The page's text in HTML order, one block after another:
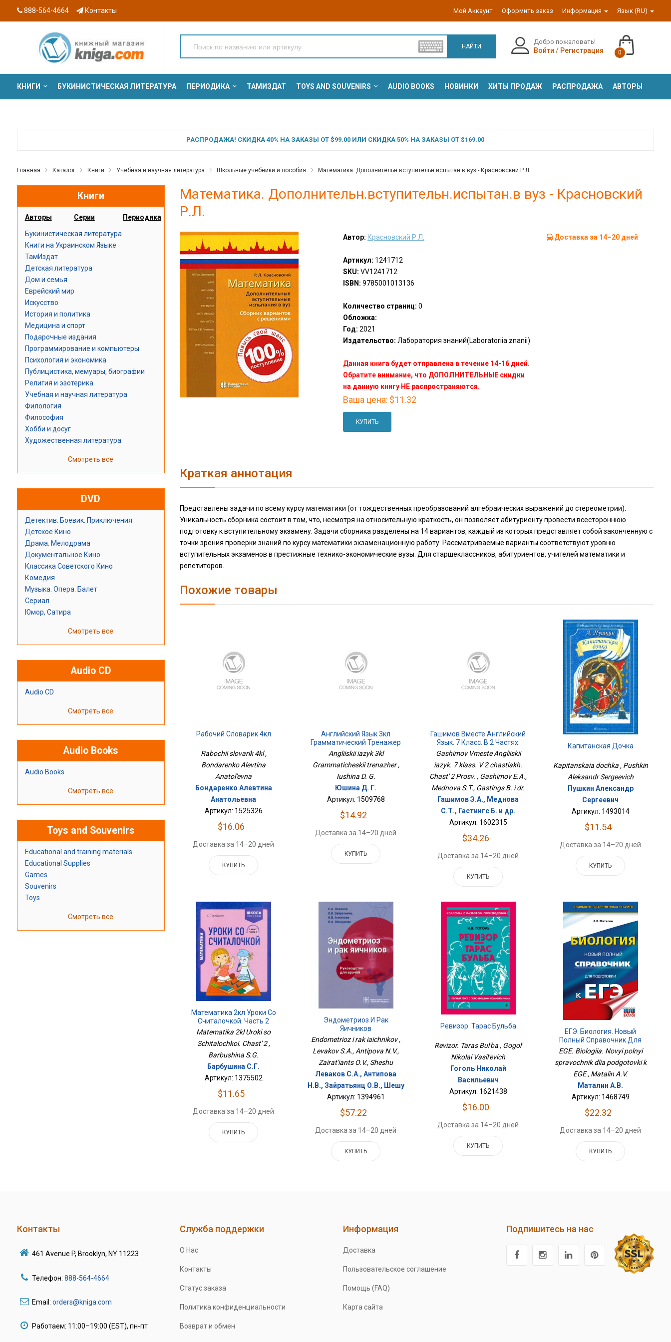
888-564-4664 Контакты Мой Аккаунт Оформить заказ Информация Язык (RU)
НАЙТИ
Добро пожаловать!
Войти / Регистрация 0
КНИГИ БУКИНИСТИЧЕСКАЯ ЛИТЕРАТУРА ПЕРИОДИКА ТАМИЗДАТ TOYS AND SOUVENIRS AUDIO BOOKS НОВИНКИ ХИТЫ ПРОДАЖ РАСПРОДАЖА АВТОРЫ
РАСПРОДАЖА! СКИДКА 40% НА ЗАКАЗЫ ОТ $99.00 ИЛИ СКИДКА 50% НА ЗАКАЗЫ ОТ $169.00
Главная Каталог Книги Учебная и научная литература Школьные учебники и пособия Математика. Дополнительн.вступительн.испытан.в вуз - Красновский Р.Л.
Книги
Авторы Серии Периодика
Букинистическая литература
Книги на Украинском Языке
ТамИздат
Детская литература
Дом и семья
Еврейский мир
Искусство
История и политика
Медицина и спорт
Подарочные издания
Программирование и компьютеры
Психология и экономика
Публицистика, мемуары, биографии
Религия и эзотерика
Учебная и научная литература
Филология
Философия
Хобби и досуг
Художественная литература
Смотреть все
DVD
Детектив. Боевик. Приключения
Детское Кино
Драма. Мелодрама
Документальное Кино
Классика Советского Кино
Комедия
Музыка. Опера. Балет
Сериал
Юмор, Сатира
Смотреть все
Audio CD
Audio CD
Смотреть все
Audio Books
Audio Books
Смотреть все
Toys and Souvenirs
Educational and training materials
Educational Supplies
Games
Souvenirs
Toys
Смотреть все
Математика. Дополнительн.вступительн.испытан.в вуз - Красновский
Р.Л.
Автор: Красновский Р.Л.
Артикул: 1241712
SKU: VV1241712
ISBN: 9785001013136
Количество страниц: 0
Обложка:
Год: 2021
Издательство: Лаборатория знаний(Laboratoriia znanii)
Данная книга будет отправлена в течение 14-16 дней.
Обратите внимание, что ДОПОЛНИТЕЛЬНЫЕ скидки
на данную книгу НЕ распространяются.
Ваша цена: $11.32
КУПИТЬ
Доставка за 14–20 дней
Краткая аннотация
Представлены задачи по всему курсу математики (от тождественных преобразований алгебраических выражений до стереометрии).
Уникальность сборника состоит в том, что, несмотря на относительную краткость, он позволяет абитуриенту провести всестороннюю
подготовку к вступительному экзамену. Задачи сборника разделены на 14 вариантов, каждый из которых представляет собой законченную с
точки зрения проверки знаний по курсу математики экзаменационную работу. Рассматриваемые варианты соответствуют уровню
вступительных экзаменов в престижные технико-экономические вузы. Для старшеклассников, абитуриентов, учителей математики и
репетиторов.
Похожие товары
Рабочий Словарик 4кл
Rabochii slovarik 4kl ,
Bondarenko Alevtina
Anatol'evna
Бондаренко Алевтина
Анатольевна
Артикул: 1525326
$16.06
Доставка за 14–20 дней
КУПИТЬ
Английский Язык 3кл
Грамматический Тренажер
Angliiskii iazyk 3kl
Grammaticheskii trenazher ,
Iushina D. G.
Юшина Д. Г.
Артикул: 1509768
$14.92
Доставка за 14–20 дней
КУПИТЬ
Гашимов Вместе Английский
Язык. 7 Класс. В 2 Частях.
Часть 2 Просв.
Gashimov Vmeste Angliiskii
iazyk. 7 klass. V 2 chastiakh.
Chast' 2 Prosv. , Gashimov E.A.,
Mednova S.T., Gastings B. i dr.
Гашимов Э.А., Меднова
С.Т., Гастингс Б. и др.
Артикул: 1602315
$34.26
Доставка за 14–20 дней
КУПИТЬ
Капитанская Дочка
Kapitanskaia dochka , Pushkin
Aleksandr Sergeevich
Пушкин Александр
Сергеевич
Артикул: 1493014
$11.54
Доставка за 14–20 дней
КУПИТЬ
Математика 2кл Уроки Со
Считалочкой. Часть 2
Matematika 2kl Uroki so
Schitalochkoi. Chast' 2 ,
Barbushina S.G.
Барбушина С.Г.
Артикул: 1375502
$11.65
Доставка за 14–20 дней
КУПИТЬ
Эндометриоз И Рак
Яичников
Endometrioz i rak iaichnikov ,
Levakov S.A., Antipova N.V.,
Zairat'iants O.V., Sheshu
Леваков С.А., Антипова
Н.В., Зайратьянц О.В., Шешу
Артикул: 1394961
$57.22
Доставка за 14–20 дней
КУПИТЬ
Ревизор. Тарас Бульба
Revizor. Taras Bul'ba , Gogol'
Nikolai Vasil'evich
Гоголь Николай
Васильевич
Артикул: 1621438
$16.00
Доставка за 14–20 дней
КУПИТЬ
ЕГЭ. Биология. Новый
Полный Справочник Для
Подготовки К ЕГЭ
EGE. Biologiia. Novyi polnyi
spravochnik dlia podgotovki k
EGE , Matalin A.V.
Маталин А.В.
Артикул: 1468749
$22.32
Доставка за 14–20 дней
КУПИТЬ
Контакты
461 Avenue P, Brooklyn, NY 11223
Телефон: 888-564-4664
Email: orders@kniga.com
Работаем: 11:00–19:00 (EST), пн-пт
Служба поддержки
О Нас
Контакты
Статус заказа
Политика конфиденциальности
Возврат и обмен
Информация
Доставка
Пользовательское соглашение
Помощь (FAQ)
Карта сайта
Подпишитесь на нас